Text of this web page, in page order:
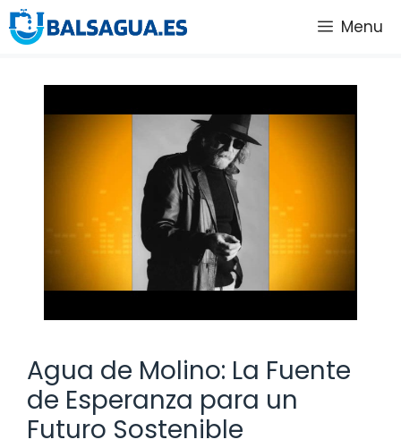
Saltar
al
Menu
Agua de Molino: La Fuente
de Esperanza para un
Futuro Sostenible